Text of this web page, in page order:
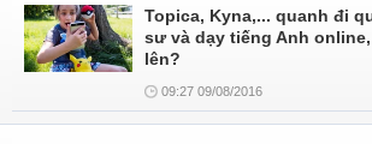
Topica, Kyna,... quanh đi
sư và dạy tiếng Anh
lên?
09:27 09/08/2016